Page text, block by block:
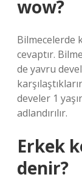
wow?
Bilmecelerde
cevaptır.
de yavru
develer 1
adlandırılır.
Erkek
denir?